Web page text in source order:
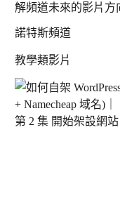
解頻道未來的影片方
諾特斯頻道
教學類影片